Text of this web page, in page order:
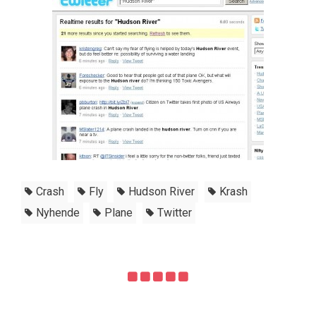
Crash Fly Hudson River
Krash
Nyhende
Plane Twitter